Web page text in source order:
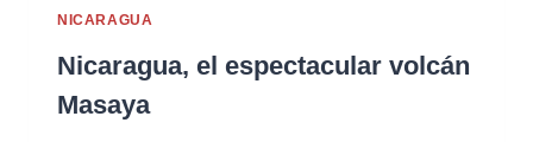
NICARAGUA
Nicaragua, el espectacular volcán
Masaya